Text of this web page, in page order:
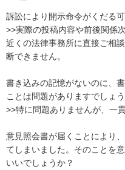
訴訟により開示命令がくだる
>>実際の投稿内容や前後関係
近くの法律事務所に直接ご相
断できません。
書き込みの記憶がないのに、
ことは問題がありますでしょ
>>特に問題ありませんが、一
意見照会書が届くことにより
てしまいました。そのことを
いいでしょうか？